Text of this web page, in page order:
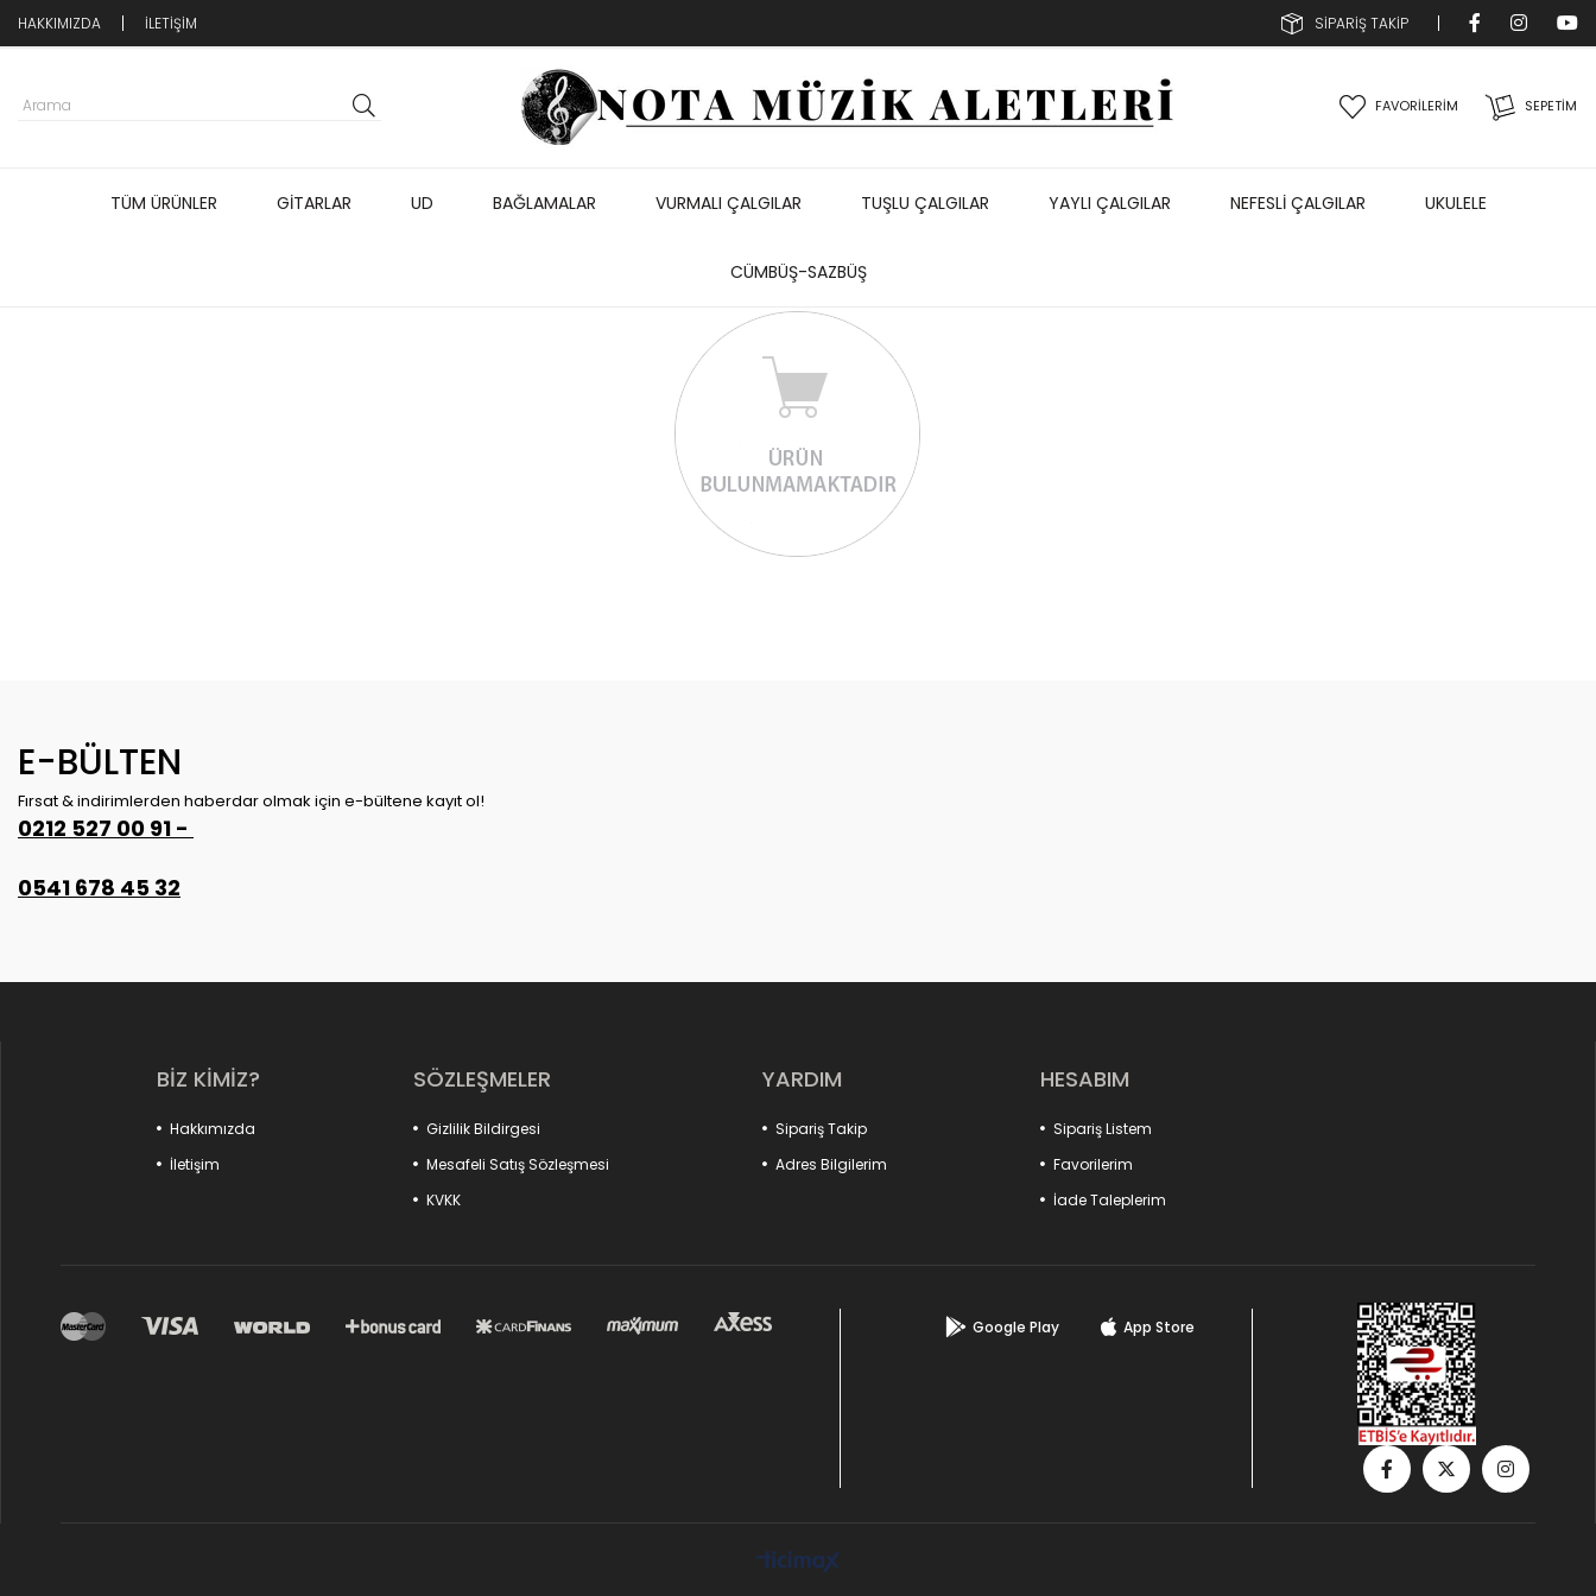
HAKKIMIZDA İLETİŞİM SİPARİŞ TAKİP
SEPETIM
FAVORİLERİM
TÜM ÜRÜNLER GİTARLAR UD BAĞLAMALAR VURMALI ÇALGILAR TUŞLU ÇALGILAR YAYLI ÇALGILAR NEFESLİ ÇALGILAR UKULELE
CÜMBÜŞ-SAZBÜŞ
E-BÜLTEN
Fırsat & indirimlerden haberdar olmak için e-bültene kayıt ol!
0212 527 00 91 -
0541 678 45 32
BİZ KİMİZ?
Hakkımızda
İletişim
SÖZLEŞMELER
Gizlilik Bildirgesi
Mesafeli Satış Sözleşmesi
KVKK
YARDIM
Sipariş Takip
Adres Bilgilerim
HESABIM
Sipariş Listem
Favorilerim
İade Taleplerim
Google Play App Store